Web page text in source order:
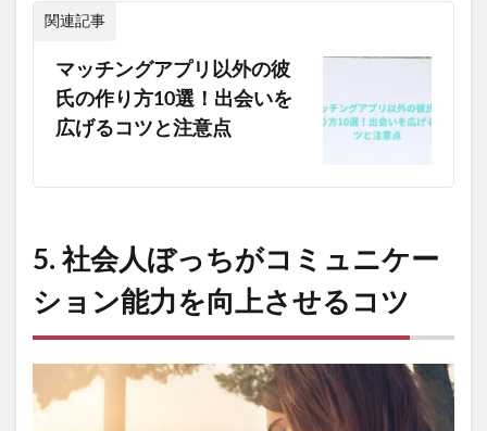
関連記事
マッチングアプリ以外の彼
氏の作り方10選！出会いを
広げるコツと注意点
5. 社会人ぼっちがコミュニケー
ション能力を向上させるコツ